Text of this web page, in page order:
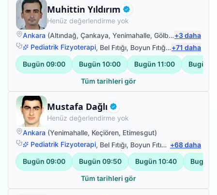
Muhittin Yıldırım Doğrulanmış
Fizyoterapist
Henüz değerlendirme yok
Ankara (Altındağ, Çankaya, Yenimahalle, Gölbaşı )
+3daha
Pediatrik Fizyoterapi, Bel Fıtığı, Boyun Fıtığı ,Omuz Bağ
+71 daha
Bugün 09:00 Bugün 10:00 Bugün 11:00 Bugün
Tüm tarihleri gör
Mustafa Dağlı Doğrulanmış
Fizyoterapist
Henüz değerlendirme yok
Ankara (Yenimahalle, Keçiören, Etimesgut)
Pediatrik Fizyoterapi, Bel Fıtığı, Boyun Fıtığı ,Omuz Bağ
+68daha
Bugün 09:00 Bugün 09:50 Bugün 10:40 Bugün
Tüm tarihleri gör